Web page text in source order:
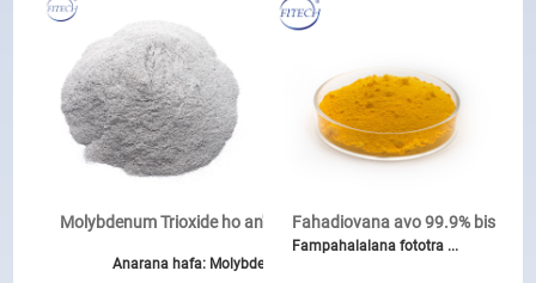
Molybdenum Trioxide ho an'ny ...
Anarana hafa: Molybdenum oxide
Fahadiovana avo 99.9%
Fampahalalana fototra ...